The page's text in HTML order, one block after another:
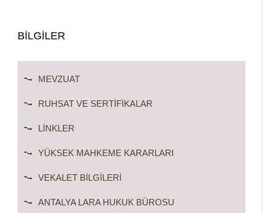
BİLGİLER
MEVZUAT
RUHSAT VE SERTIFIKALAR
LINKLER
YÜKSEK MAHKEME KARARLARI
VEKALET BILGILERI
ANTALYA LARA HUKUK BÜROSU